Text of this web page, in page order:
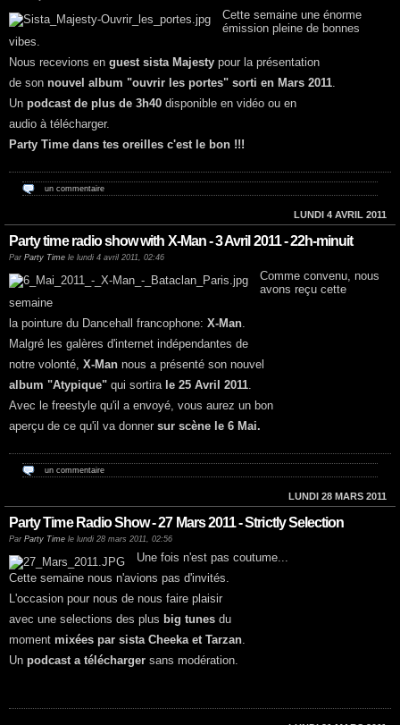
Cette semaine une énorme
émission pleine de bonnes
vibes.
Nous recevions en guest sista Majesty pour la présentation
de son nouvel album "ouvrir les portes" sorti en Mars 2011.
Un podcast de plus de 3h40 disponible en vidéo ou en
audio à télécharger.
Party Time dans tes oreilles c'est le bon !!!
un commentaire
LUNDI 4 AVRIL 2011
Party time radio show with X-Man - 3 Avril 2011 - 22h-minuit
Par Party Time le lundi 4 avril 2011, 02:46
Comme convenu, nous
avons reçu cette
semaine
la pointure du Dancehall francophone: X-Man.
Malgré les galères d'internet indépendantes de
notre volonté, X-Man nous a présenté son nouvel
album "Atypique" qui sortirale 25 Avril 2011.
Avec le freestyle qu'il a envoyé, vous aurez un bon
aperçu de ce qu'il va donner sur scène le 6 Mai.
un commentaire
LUNDI 28 MARS 2011
Party Time Radio Show - 27 Mars 2011 - Strictly Selection
Par Party Time le lundi 28 mars 2011, 02:56
Une fois n'est pas coutume...
Cette semaine nous n'avions pas d'invités.
L'occasion pour nous de nous faire plaisir
avec une selections des plus big tunes du
moment mixées par sista Cheeka et Tarzan.
Un podcast a télécharger sans modération.